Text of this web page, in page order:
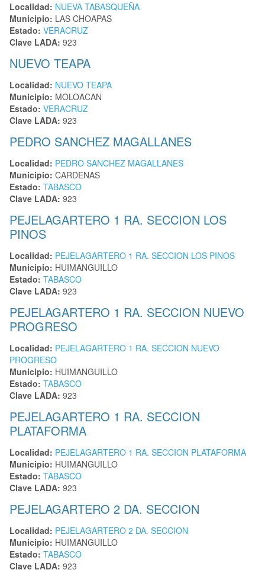
Localidad: NUEVA TABASQUEÑA
Municipio: LAS CHOAPAS
Estado: VERACRUZ
Clave LADA: 923
NUEVO TEAPA
Localidad: NUEVO TEAPA
Municipio: MOLOACAN
Estado: VERACRUZ
Clave LADA: 923
PEDRO SANCHEZ MAGALLANES
Localidad: PEDRO SANCHEZ MAGALLANES
Municipio: CARDENAS
Estado: TABASCO
Clave LADA: 923
PEJELAGARTERO 1 RA. SECCION LOS
PINOS
Localidad: PEJELAGARTERO 1 RA. SECCION LOS PINOS
Municipio: HUIMANGUILLO
Estado: TABASCO
Clave LADA: 923
PEJELAGARTERO 1 RA. SECCION NUEVO
PROGRESO
Localidad: PEJELAGARTERO 1 RA. SECCION NUEVO
PROGRESO
Municipio: HUIMANGUILLO
Estado: TABASCO
Clave LADA: 923
PEJELAGARTERO 1 RA. SECCION
PLATAFORMA
Localidad: PEJELAGARTERO 1 RA. SECCION PLATAFORMA
Municipio: HUIMANGUILLO
Estado: TABASCO
Clave LADA: 923
PEJELAGARTERO 2 DA. SECCION
Localidad: PEJELAGARTERO 2 DA. SECCION
Municipio: HUIMANGUILLO
Estado: TABASCO
Clave LADA: 923